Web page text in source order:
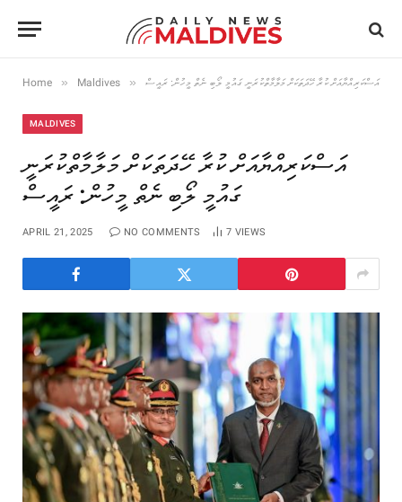
Home » Maldives » އަސްކަރިއްޔާއަށް ކުރާ ހޭދަތަކަށް މަލާމާތްކުރަނީ ގައުމީ ލޯބި ނެތް މީހުން: ރައީސް
MALDIVES
އަސްކަރިއްޔާއަށް ކުރާ ހޭދަތަކަށް މަލާމާތްކުރަނީ
ގައުމީ ލޯބި ނެތް މީހުން: ރައީސް
APRIL 21, 2025 NO COMMENTS 7 VIEWS